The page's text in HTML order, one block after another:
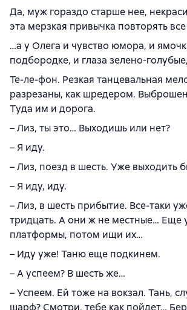
Да, муж гораздо старше нее,
эта мерзкая привычка повторять
…а у Олега и чувство юмора, и
подбородке, и глаза зелено-
Те-ле-фон. Резкая танцевальная
разрезаны, как шредером.
Туда им и дорога.
– Лиз, ты это… Выходишь или нет?
– Я иду.
– Лиз, поезд в шесть. Уже выходить
– Я иду, иду.
– Лиз, в шесть прибытие. Все-таки
тридцать. А они ж не местные… Еще
платформы, потом ищи их…
– Иду уже! Таню еще подкинем.
– А успеем? В шесть же…
– Успеем. Ей тоже на вокзал. Тань,